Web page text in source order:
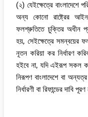
(২) যেইক্ষেত্রে
অন্য কোনো রাষ্ট্রের
ফলশ্রুতিতে চুক্তির অধীন
হয়, সেইক্ষেত্রে সমন্বয়ের
নূতন করিয়া কর নির্ধারণ
হইবে না, যদি এইরূপ সকল
নিরূপণ বাংলাদেশে বা
নির্ধারণী বা রিফান্ডের দাবি